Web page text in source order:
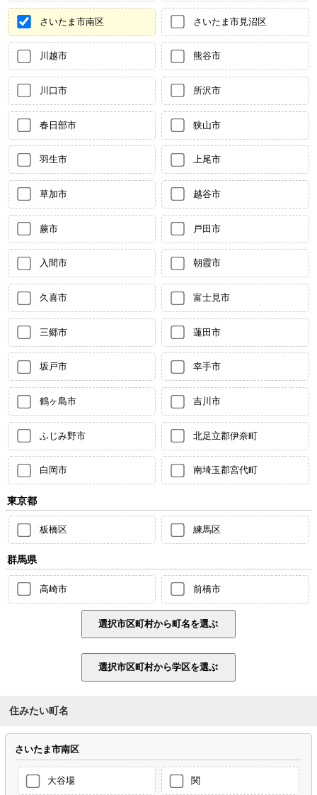
さいたま市南区 さいたま市見沼区
川越市 熊谷市
川口市 所沢市
春日部市 狭山市
羽生市 上尾市
草加市 越谷市
蕨市 戸田市
入間市 朝霞市
久喜市 富士見市
三郷市 蓮田市
坂戸市 幸手市
鶴ヶ島市 吉川市
ふじみ野市 北足立郡伊奈町
白岡市 南埼玉郡宮代町
東京都
板橋区 練馬区
群馬県
高崎市 前橋市
住みたい町名
さいたま市南区
大谷場 関